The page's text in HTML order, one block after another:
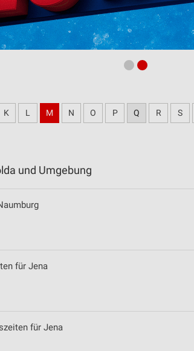
K L M N O P Q R S
und Umgebung
für Jena
für Jena